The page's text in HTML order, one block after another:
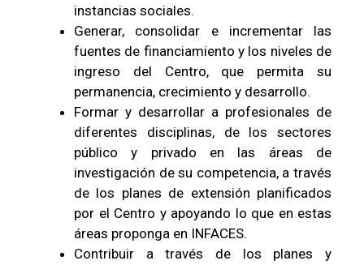
instancias sociales.
Generar, consolidar e incrementar las
fuentes de financiamiento y los niveles de
ingreso del Centro, que permita su
permanencia, crecimiento y desarrollo.
Formar y desarrollar a profesionales de
diferentes disciplinas, de los sectores
público y privado en las áreas de
investigación de su competencia, a través
de los planes de extensión planificados
por el Centro y apoyando lo que en estas
áreas proponga en INFACES.
Contribuir a través de los planes y